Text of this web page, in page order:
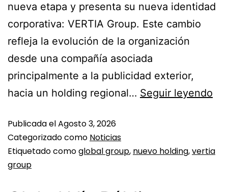
nueva etapa y presenta su nueva identidad
corporativa: VERTIA Group. Este cambio
refleja la evolución de la organización
desde una compañía asociada
principalmente a la publicidad exterior,
hacia un holding regional… Seguir leyendo
Publicada elAgosto 3, 2026
Categorizado como Noticias
Etiquetado comoglobal group, nuevo holding,vertia
group